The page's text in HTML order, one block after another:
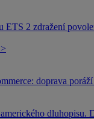
ETS 2 zdražení
doprava
dluhopisu.